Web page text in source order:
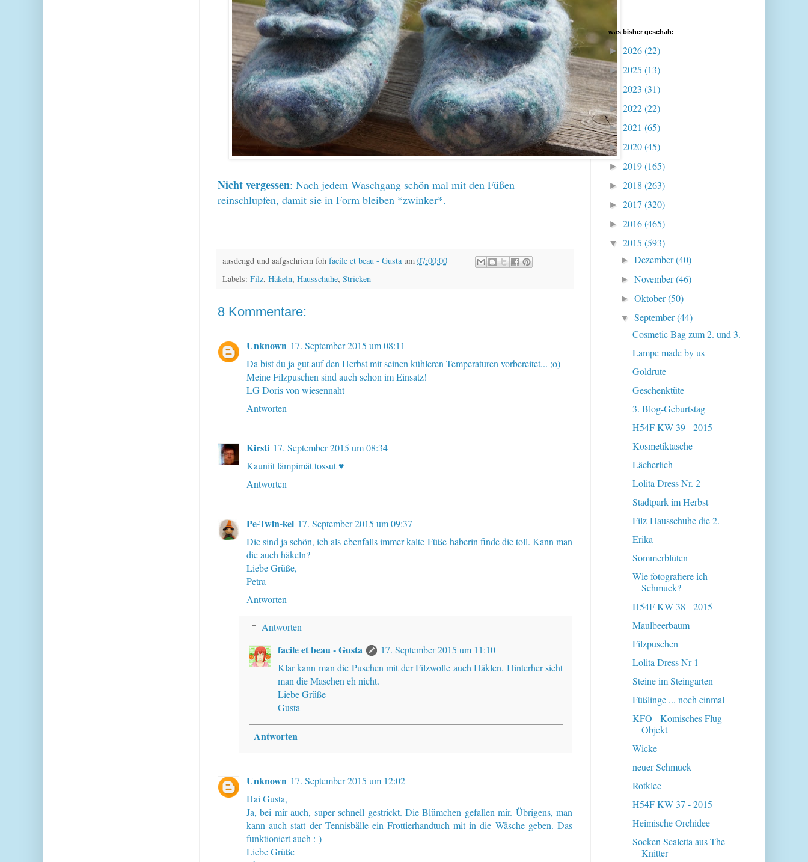
Nicht vergessen: Nach jedem Waschgang schön mal mit den Füßen
reinschlupfen, damit sie in Form bleiben *zwinker*.
ausdengd und aafgschriem foh facile et beau - Gusta um 07:00:00
Labels: Filz, Häkeln, Hausschuhe, Stricken
8 Kommentare:
Unknown 17. September 2015 um 08:11
Da bist du ja gut auf den Herbst mit seinen kühleren Temperaturen vorbereitet... ;o)
Meine Filzpuschen sind auch schon im Einsatz!
LG Doris von wiesennaht
Antworten
Kirsti 17. September 2015 um 08:34
Kauniit lämpimät tossut ♥
Antworten
Pe-Twin-kel 17. September 2015 um 09:37
Die sind ja schön, ich als ebenfalls immer-kalte-Füße-haberin finde die toll. Kann man
die auch häkeln?
Liebe Grüße,
Petra
Antworten
Antworten
facile et beau - Gusta
17. September 2015 um 11:10
Klar kann man die Puschen mit der Filzwolle auch Häklen. Hinterher sieht
man die Maschen eh nicht.
Liebe Grüße
Gusta
Antworten
Unknown 17. September 2015 um 12:02
Hai Gusta,
Ja, bei mir auch, super schnell gestrickt. Die Blümchen gefallen mir. Übrigens, man
kann auch statt der Tennisbälle ein Frottierhandtuch mit in die Wäsche geben. Das
funktioniert auch :-)
Liebe Grüße
was bisher geschah:
► 2026(22)
► 2025 (13)
► 2023 (31)
► 2022(22)
► 2021 (65)
► 2020(45)
► 2019(165)
► 2018 (263)
► 2017 (320)
► 2016(465)
▼ 2015 (593)
►Dezember(40)
►November(46)
►Oktober(50)
▼September(44)
Cosmetic Bag zum 2. und 3.
Lampe made by us
Goldrute
Geschenktüte
3. Blog-Geburtstag
H54F KW 39 - 2015
Kosmetiktasche
Lächerlich
Lolita Dress Nr. 2
Stadtpark im Herbst
Filz-Hausschuhe die 2.
Erika
Sommerblüten
Wie fotografiere ich
Schmuck?
H54F KW 38 - 2015
Maulbeerbaum
Filzpuschen
Lolita Dress Nr 1
Steine im Steingarten
Füßlinge ... noch einmal
KFO - Komisches Flug-
Objekt
Wicke
neuer Schmuck
Rotklee
H54F KW 37 - 2015
Heimische Orchidee
Socken Scaletta aus The
Knitter